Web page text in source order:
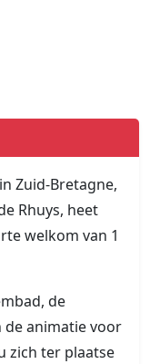
Zuid-Bretagne,
Rhuys, heet
welkom van 1
de
animatie voor
zich ter plaatse